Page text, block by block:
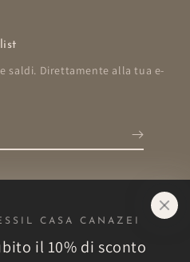
saldi. Direttamente alla tua e-
CASA CANAZEI
il 10% di sconto